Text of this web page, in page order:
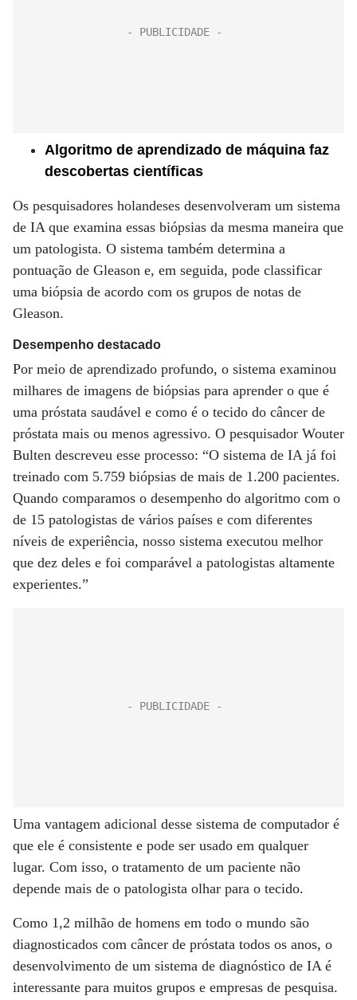
Algoritmo de aprendizado de máquina faz
descobertas científicas
Os pesquisadores holandeses desenvolveram um sistema
de IA que examina essas biópsias da mesma maneira que
um patologista. O sistema também determina a
pontuação de Gleason e, em seguida, pode classificar
uma biópsia de acordo com os grupos de notas de
Gleason.
Desempenho destacado
Por meio de aprendizado profundo, o sistema examinou
milhares de imagens de biópsias para aprender o que é
uma próstata saudável e como é o tecido do câncer de
próstata mais ou menos agressivo. O pesquisador Wouter
Bulten descreveu esse processo: “O sistema de IA já foi
treinado com 5.759 biópsias de mais de 1.200 pacientes.
Quando comparamos o desempenho do algoritmo com o
de 15 patologistas de vários países e com diferentes
níveis de experiência, nosso sistema executou melhor
que dez deles e foi comparável a patologistas altamente
experientes.”
Uma vantagem adicional desse sistema de computador é
que ele é consistente e pode ser usado em qualquer
lugar. Com isso, o tratamento de um paciente não
depende mais de o patologista olhar para o tecido.
Como 1,2 milhão de homens em todo o mundo são
diagnosticados com câncer de próstata todos os anos, o
desenvolvimento de um sistema de diagnóstico de IA é
interessante para muitos grupos e empresas de pesquisa.